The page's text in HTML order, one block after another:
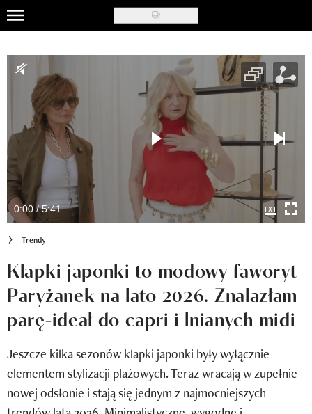
Skip
to
main
content
Moda
Ślub i wesele
Styl życia
Nasze akcje
Inspiracje
Newsy
Newsletter
Wizaz Summer Influ School
Mój profil / Zarejestruj się
0:00 / 5:41
Trendy
Klapki japonki to modowy faworyt
Paryżanek na lato 2026. Znalazłam
parę-ideał do capri i lnianych midi
Jeszcze kilka sezonów klapki japonki były wyłącznie
elementem stylizacji plażowych. Teraz wracają w zupełnie
nowej odsłonie i stają się jednym z najmocniejszych